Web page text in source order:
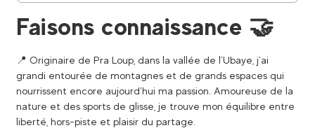
Faisons connaissance 🤝
📍 Originaire de Pra Loup, dans la vallée de l’Ubaye, j’ai
grandi entourée de montagnes et de grands espaces qui
nourrissent encore aujourd’hui ma passion. Amoureuse de la
nature et des sports de glisse, je trouve mon équilibre entre
liberté, hors-piste et plaisir du partage.